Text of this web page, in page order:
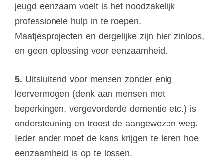
jeugd eenzaam voelt is het noodzakelijk
professionele hulp in te roepen.
Maatjesprojecten en dergelijke zijn hier zinloos,
en geen oplossing voor eenzaamheid.
5. Uitsluitend voor mensen zonder enig
leervermogen (denk aan mensen met
beperkingen, vergevorderde dementie etc.) is
ondersteuning en troost de aangewezen weg.
Ieder ander moet de kans krijgen te leren hoe
eenzaamheid is op te lossen.